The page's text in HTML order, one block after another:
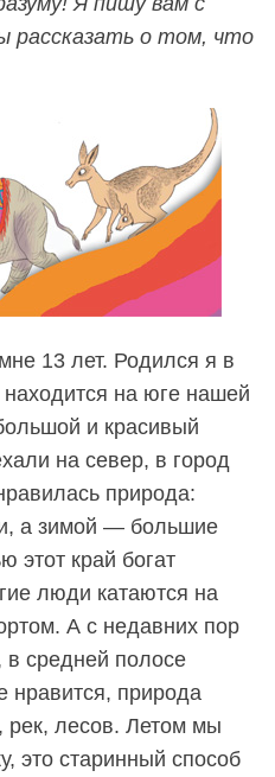
рассказать о том, что
13 лет. Родился я в
на юге нашей
и красивый
на север, в город
природа:
а зимой — большие
этот край богат
люди катаются на
А с недавних пор
средней полосе
нравится, природа
рек, лесов. Летом мы
это старинный способ